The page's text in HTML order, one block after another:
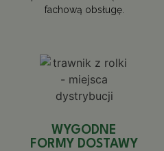
fachową obsługę.
WYGODNE
FORMY DOSTAWY